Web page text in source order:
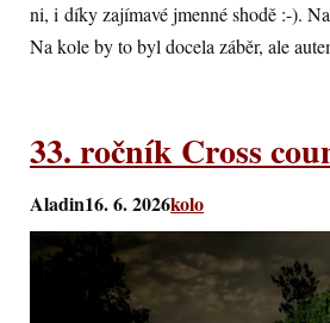
ni, i díky zajímavé jmenné shodě :-).
Na kole by to byl docela záběr, ale
33. ročník Cross
Aladin16. 6. 2026kolo